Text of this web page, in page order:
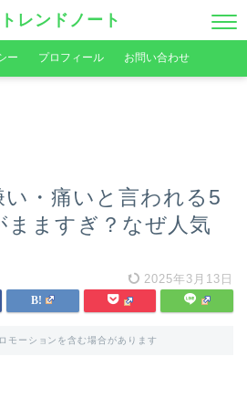
レンドノート
ー プロフィール お問い合わせ
・痛いと言われる5
まますぎ？なぜ人気
2025年3月13日
モーションを含む場合があります